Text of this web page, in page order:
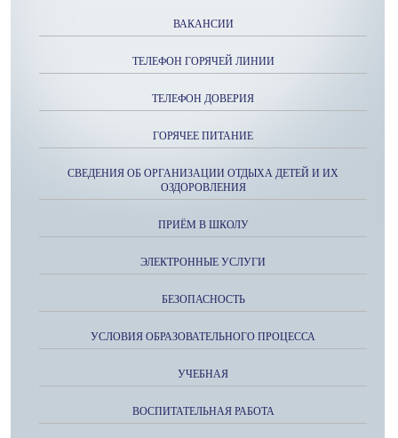
ВАКАНСИИ
ТЕЛЕФОН ГОРЯЧЕЙ ЛИНИИ
ТЕЛЕФОН ДОВЕРИЯ
ГОРЯЧЕЕ ПИТАНИЕ
СВЕДЕНИЯ ОБ ОРГАНИЗАЦИИ ОТДЫХА ДЕТЕЙ И ИХ
ОЗДОРОВЛЕНИЯ
ПРИЁМ В ШКОЛУ
ЭЛЕКТРОННЫЕ УСЛУГИ
БЕЗОПАСНОСТЬ
УСЛОВИЯ ОБРАЗОВАТЕЛЬНОГО ПРОЦЕССА
УЧЕБНАЯ
ВОСПИТАТЕЛЬНАЯ РАБОТА